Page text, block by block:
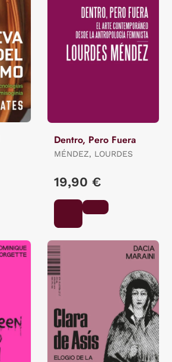
Dentro, Pero Fuera
MÉNDEZ, LOURDES
19,90 €